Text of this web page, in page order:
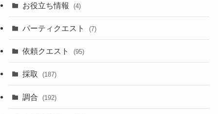
お役立ち情報 (4)
パーティクエスト (7)
依頼クエスト (95)
採取 (187)
調合 (192)